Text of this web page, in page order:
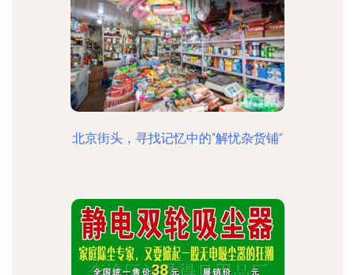
北京街头，寻找记忆中的“解忧杂货铺”